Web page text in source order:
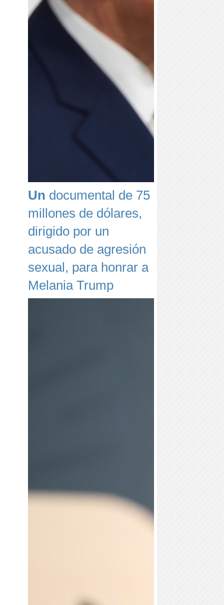
Un documental de 75
millones de dólares,
dirigido por un
acusado de agresión
sexual, para honrar a
Melania Trump